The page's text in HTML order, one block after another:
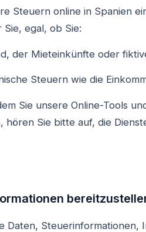
Steuern online in Spanien
egal, ob Sie:
der Mieteinkünfte oder
Steuern wie die
Sie unsere Online-Tools
hören Sie bitte auf, die
Steuerinformationen,